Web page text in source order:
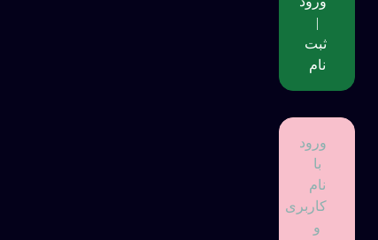
|
ثبت
نام
ورود
با
نام
کاربری
و